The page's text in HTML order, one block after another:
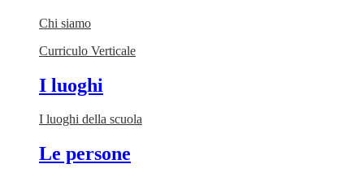
Chi siamo
Curriculo Verticale
I luoghi
I luoghi della scuola
Le persone